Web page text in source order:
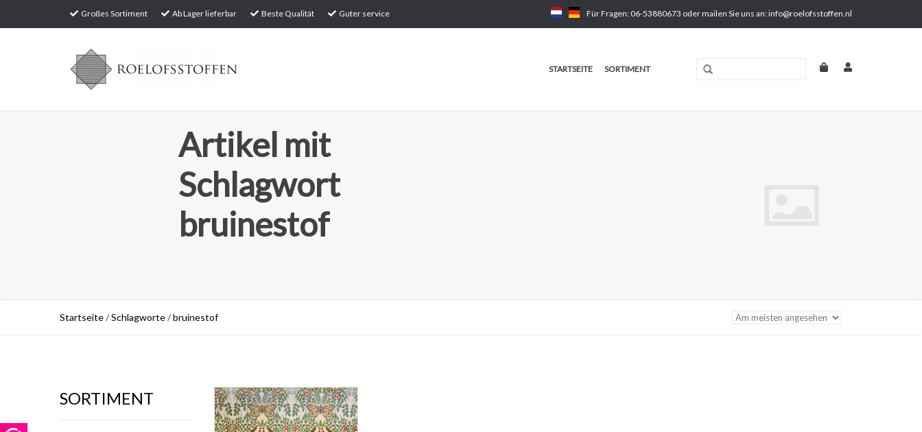
Großes Sortiment Ab Lager lieferbar Beste Qualität Guter service Für Fragen: 06-53880673 oder mailen Sie uns an:info@roelofsstoffen.nl
STARTSEITE SORTIMENT
Artikel mit
Schlagwort
bruinestof
Startseite/Schlagworte/bruinestof
SORTIMENT
WEITER